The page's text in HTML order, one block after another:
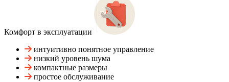
Комфорт в эксплуатации
интуитивно понятное управление
низкий уровень шума
компактные размеры
простое обслуживание